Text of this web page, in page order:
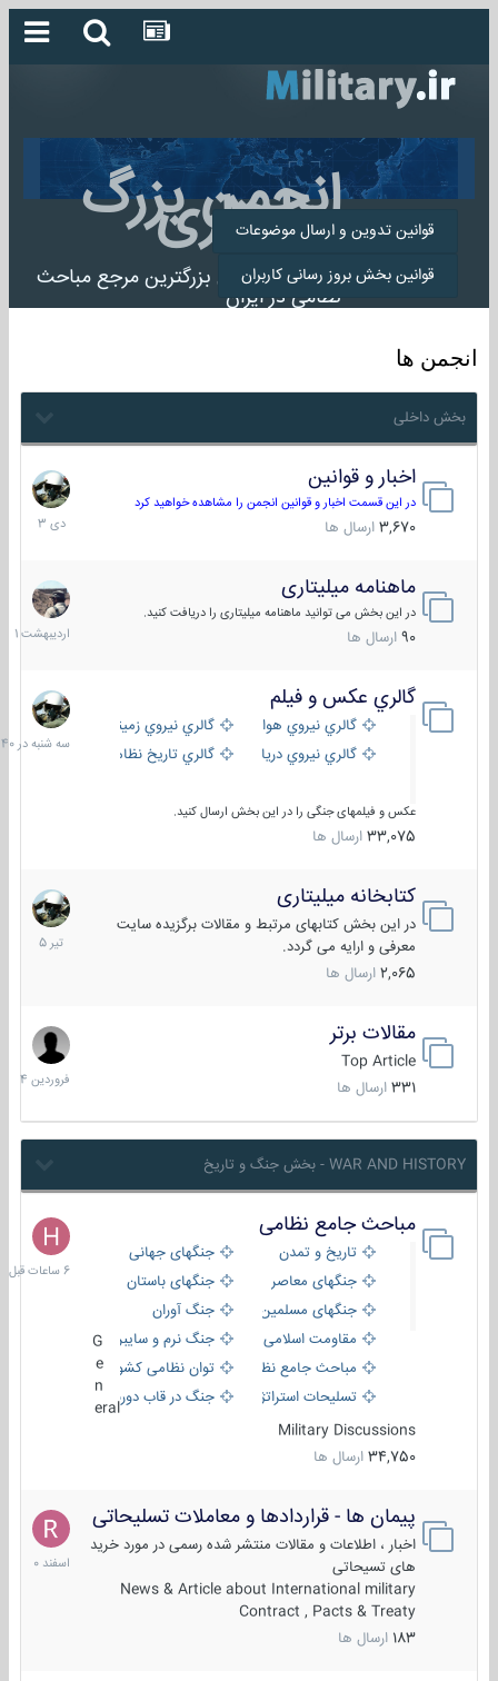
انجمن بزرگ
میلیتاری
انجمن میلیتاری بزرگترین مرجع مباحث
نظامی در ایران
قوانین تدوین و ارسال موضوعات
قوانین بخش بروز رسانی کاربران
انجمن ها
بخش داخلی
اخبار و قوانین
در این قسمت اخبار و قوانین انجمن را مشاهده خواهید کرد
3,670 ارسال ها
22
دی
1403
ماهنامه میلیتاری
در این بخش می توانید ماهنامه میلیتاری را دریافت کنید.
90 ارسال ها
30
1401
گالري عكس و فيلم
گالري نيروي هوايي
گالري نيروي زميني
گالري نيروي دريايي
گالري تاریخ نظامی
عکس و فیلمهای جنگی را در این بخش ارسال کنید.
33,075 ارسال ها
سه
شنبه
در
کتابخانه میلیتاری
در این بخش کتابهای مرتبط و مقالات برگزیده سایت
معرفی و ارایه می گردد.
2,065 ارسال ها
16
تیر
1405
مقالات برتر
Top Article
331 ارسال ها
29
فروردین
1404
WAR AND HISTORY - بخش جنگ و تاریخ
مباحث جامع نظامی
تاریخ و تمدن
جنگهای جهانی
جنگهای معاصر
جنگهای باستان
جنگهای مسلمین
جنگ آوران
مقاومت اسلامی
جنگ نرم و سایبری
مباحث جامع نظامی
توان نظامی کشورها
تسلیحات استراتژیک
جنگ در قاب دوربین
eral
Military Discussions
34,750 ارسال ها
6
ساعات
قبل
پیمان ها - قراردادها و معاملات تسلیحاتی
اخبار ، اطلاعات و مقالات منتشر شده رسمی در مورد خرید
های تسیحاتی
News & Article about International military
Contract , Pacts & Treaty
183 ارسال ها
7
اسفند
1400